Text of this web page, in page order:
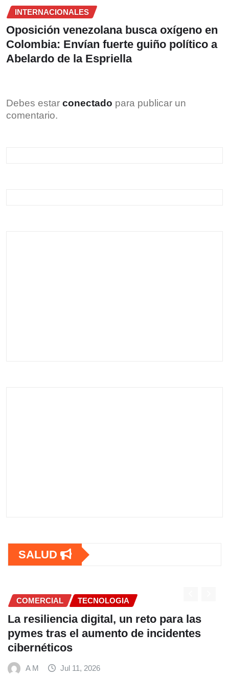
INTERNACIONALES
Oposición venezolana busca oxígeno en
Colombia: Envían fuerte guiño político a
Abelardo de la Espriella
Debes estar conectado para publicar un
comentario.
SALUD
para las
COMERCIAL
Fundación Ficohsa
alimentación escolar y